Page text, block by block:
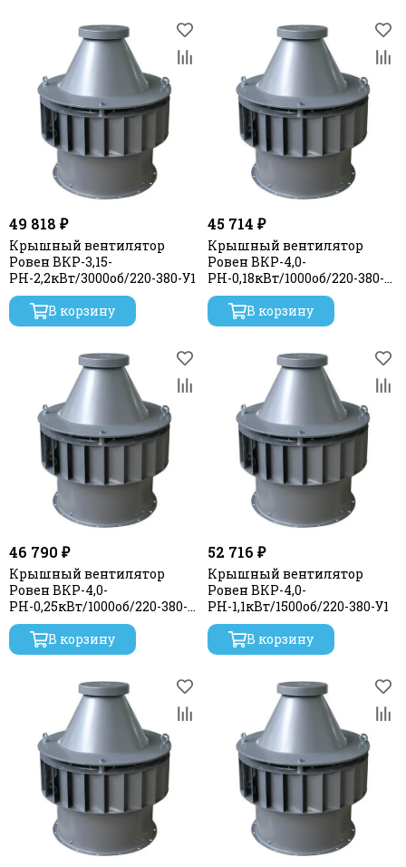
49 818 ₽
Крышный вентилятор
Ровен ВКР-3,15-
РН-2,2кВт/3000об/220-380-У1
В корзину
45 714 ₽
Крышный вентилятор
Ровен ВКР-4,0-
РН-0,18кВт/1000об/220-380-
У1
В корзину
46 790 ₽
Крышный вентилятор
Ровен ВКР-4,0-
РН-0,25кВт/1000об/220-380-
У1
В корзину
52 716 ₽
Крышный вентилятор
Ровен ВКР-4,0-
РН-1,1кВт/1500об/220-380-У1
В корзину